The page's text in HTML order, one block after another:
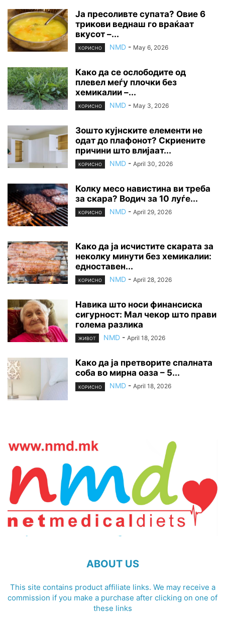
Ја пресоливте супата? Овие 6
трикови веднаш го враќаат
вкусот –...
КОРИСНО NMD - May 6, 2026
Како да се ослободите од
плевел меѓу плочки без
хемикалии –...
КОРИСНО NMD - May 3, 2026
Зошто кујнските елементи не
одат до плафонот? Скриените
причини што влијаат...
КОРИСНО NMD - April 30, 2026
Колку месо навистина ви треба
за скара? Водич за 10 луѓе...
КОРИСНО NMD - April 29, 2026
Како да ја исчистите скарата за
неколку минути без хемикалии:
едноставен...
КОРИСНО NMD - April 28, 2026
Навика што носи финансиска
сигурност: Мал чекор што прави
голема разлика
ЖИВОТ NMD - April 18, 2026
Како да ја претворите спалната
соба во мирна оаза – 5...
КОРИСНО NMD - April 18, 2026
ABOUT US
This site contains product affiliate links. We may receive a
commission if you make a purchase after clicking on one of
these links